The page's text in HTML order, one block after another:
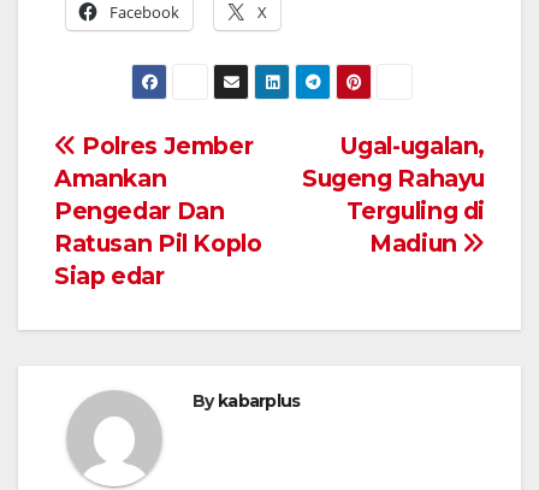
Facebook X
Navigasi
pos
Ugal-ugalan,
Sugeng Rahayu
Terguling di
Madiun
Polres Jember
Amankan
Pengedar Dan
Ratusan Pil Koplo
Siap edar
Bykabarplus